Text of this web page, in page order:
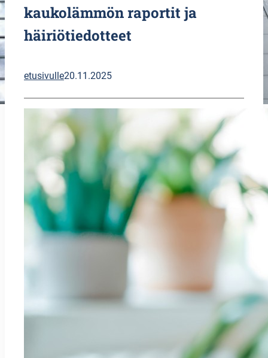
kaukolämmön raportit ja
häiriötiedotteet
etusivulle20.11.2025